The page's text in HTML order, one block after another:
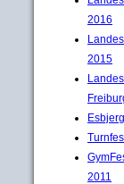
2016
2015
2011